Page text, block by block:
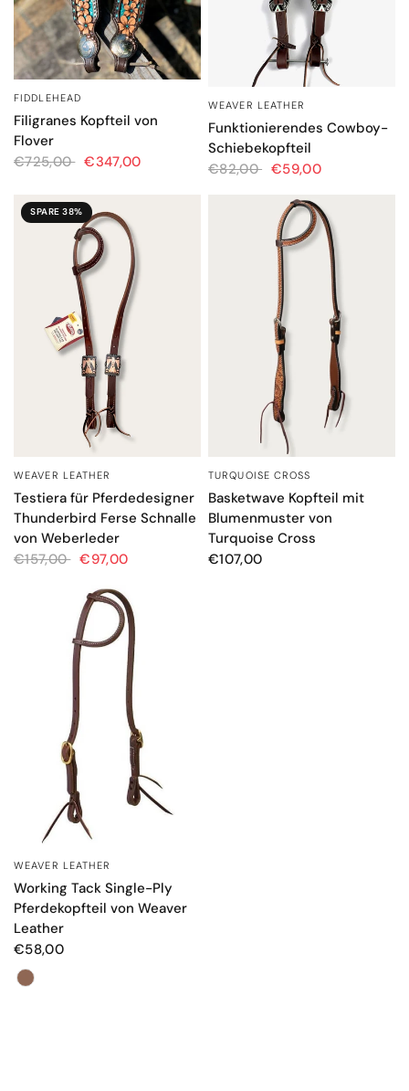
SCHNELLANSICHT
FIDDLEHEAD
Filigranes Kopfteil von
Flover
€725,00 €347,00
SCHNELLANSICHT
WEAVER LEATHER
Funktionierendes Cowboy-
Schiebekopfteil
€82,00 €59,00
SPARE 38%
SCHNELLANSICHT
WEAVER LEATHER
Testiera für Pferdedesigner
Thunderbird Ferse Schnalle
von Weberleder
€157,00 €97,00
SCHNELLANSICHT
TURQUOISE CROSS
Basketwave Kopfteil mit
Blumenmuster von
Turquoise Cross
€107,00
SCHNELLANSICHT
WEAVER LEATHER
Working Tack Single-Ply
Pferdekopfteil von Weaver
Leather
€58,00
Farbe